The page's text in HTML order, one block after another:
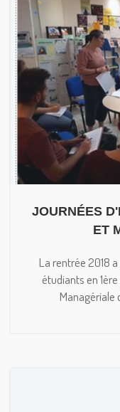
JOURNÉES
ET
La rentrée 2018
étudiants en
Managériale